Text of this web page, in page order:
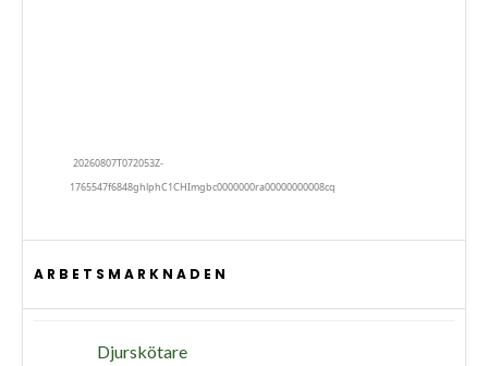
ARBETSMARKNADEN
Djurskötare